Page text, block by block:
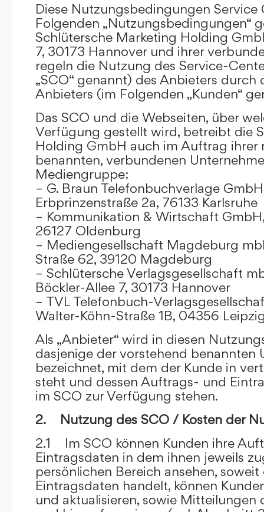
Diese Nutzungsbedingungen Service
Folgenden „Nutzungsbedingungen“
Schlütersche Marketing Holding
7, 30173 Hannover und ihrer
regeln die Nutzung des Service-
„SCO“ genannt) des Anbieters durch
Anbieters (im Folgenden „Kunden“
Das SCO und die Webseiten, über
Verfügung gestellt wird, betreibt die
Holding GmbH auch im Auftrag ihrer
benannten, verbundenen
Mediengruppe:
– G. Braun Telefonbuchverlage GmbH
Erbprinzenstraße 2a, 76133 Karlsruhe
– Kommunikation & Wirtschaft
26127 Oldenburg
– Mediengesellschaft Magdeburg
Straße 62, 39120 Magdeburg
– Schlütersche Verlagsgesellschaft
Böckler-Allee 7, 30173 Hannover
– TVL Telefonbuch-
Walter-Köhn-Straße 1B, 04356
Als „Anbieter“ wird in diesen
dasjenige der vorstehend benannten
bezeichnet, mit dem der Kunde in
steht und dessen Auftrags- und
im SCO zur Verfügung stehen.
2. Nutzung des SCO / Kosten der
2.1 Im SCO können Kunden ihre
Eintragsdaten in dem ihnen jeweils
persönlichen Bereich ansehen,
Eintragsdaten handelt, können
und aktualisieren, sowie Mitteilungen